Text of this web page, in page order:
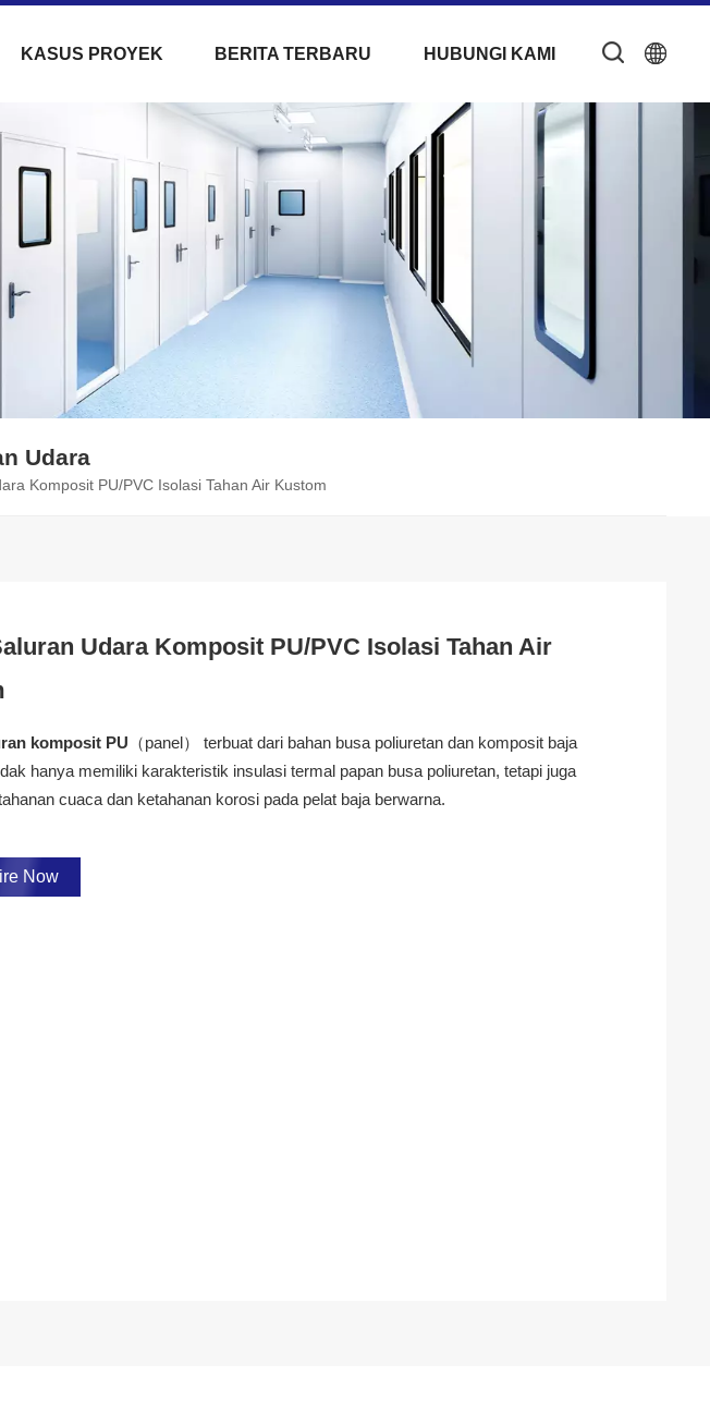
KASUS PROYEK BERITA TERBARU HUBUNGI KAMI
Udara
Komposit PU/PVC Isolasi Tahan Air Kustom
Udara Komposit PU/PVC Isolasi Tahan Air
komposit PU （panel） terbuat dari bahan busa poliuretan dan komposit baja
hanya memiliki karakteristik insulasi termal papan busa poliuretan, tetapi juga
cuaca dan ketahanan korosi pada pelat baja berwarna.
Now